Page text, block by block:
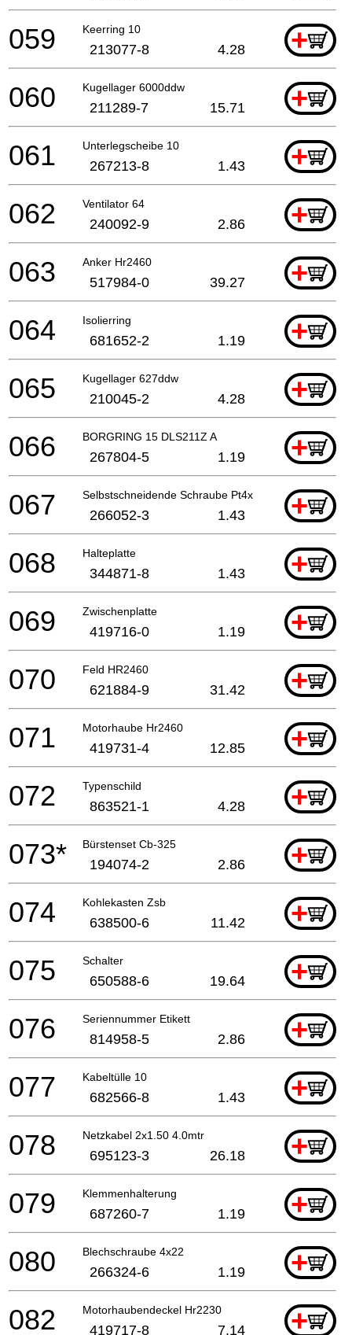
Keerring 10 +
059 213077-8 4.28
Kugellager 6000ddw +
060 211289-7 15.71
Unterlegscheibe 10 +
061 267213-8 1.43
Ventilator 64 +
062 240092-9 2.86
Anker Hr2460 +
063 517984-0 39.27
Isolierring +
064 681652-2 1.19
Kugellager 627ddw +
065 210045-2 4.28
BORGRING 15 DLS211Z A +
066 267804-5 1.19
Selbstschneidende Schraube Pt4x60 +
067 266052-3 1.43
Halteplatte +
068 344871-8 1.43
Zwischenplatte +
069 419716-0 1.19
Feld HR2460 +
070 621884-9 31.42
Motorhaube Hr2460 +
071 419731-4 12.85
Typenschild +
072 863521-1 4.28
Bürstenset Cb-325 +
073* 194074-2 2.86
Kohlekasten Zsb +
074 638500-6 11.42
Schalter +
075 650588-6 19.64
Seriennummer Etikett +
076 814958-5 2.86
Kabeltülle 10 +
077 682566-8 1.43
Netzkabel 2x1.50 4.0mtr +
078 695123-3 26.18
Klemmenhalterung +
079 687260-7 1.19
Blechschraube 4x22 +
080 266324-6 1.19
Motorhaubendeckel Hr2230 +
082 419717-8 7.14